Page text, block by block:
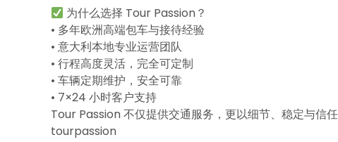
为什么选择 Tour Passion？
• 多年欧洲高端包车与接待经验
• 意大利本地专业运营团队
• 行程高度灵活，完全可定制
• 车辆定期维护，安全可靠
• 7×24 小时客户支持
Tour Passion 不仅提供交通服务，更以细节、稳定与信
tourpassion